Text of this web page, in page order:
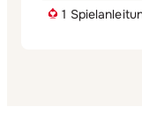
1